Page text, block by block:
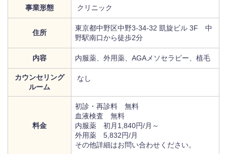
事業形態 クリニック
住所
東京都中野区中野3-34-32 凱旋ビル 3F 中
野駅南口から徒歩2分
内容 内服薬、外用薬、AGAメソセラピー、植毛
カウンセリング
ルーム
なし
料金
初診・再診料 無料
血液検査 無料
内服薬 初月1,840円/月～
外用薬 5,832円/月
その他詳細はお問い合わせください。